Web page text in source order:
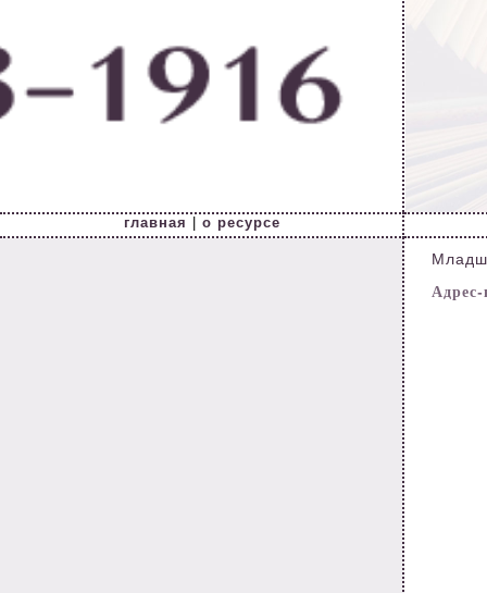
главная |о ресурсе